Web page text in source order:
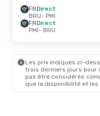
FRDirect
BRU- PMI
FRDirect
PMI- BRU
Les prix indiqués ci-
trois derniers jours pour
pas être considérés
que la disponibilité et